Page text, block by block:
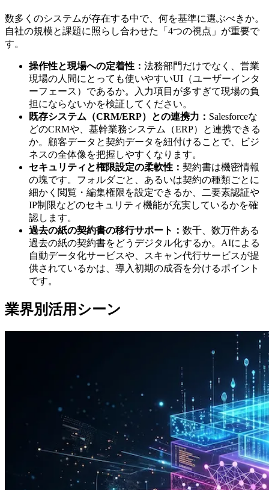
数多くのシステムが存在する中で、何を基準に選ぶべきか。
自社の規模と課題に照らし合わせた「4つの視点」が重要で
す。
操作性と現場への定着性： 法務部門だけでなく、営業
現場の人間にとっても使いやすいUI（ユーザーインタ
ーフェース）であるか。入力項目が多すぎて現場の負
担にならないかを検証してください。
既存システム（CRM/ERP）との連携力： Salesforceな
どのCRMや、基幹業務システム（ERP）と連携できる
か。顧客データと契約データを紐付けることで、ビジ
ネスの全体像を把握しやすくなります。
セキュリティと権限設定の柔軟性： 契約書は機密情報
の塊です。フォルダごと、あるいは契約の種類ごとに
細かく閲覧・編集権限を設定できるか、二要素認証や
IP制限などのセキュリティ機能が充実しているかを確
認します。
過去の紙の契約書の移行サポート： 数千、数万件ある
過去の紙の契約書をどうデジタル化するか。AIによる
自動データ化サービスや、スキャン代行サービスが提
供されているかは、導入初期の成否を分けるポイント
です。
業界別活用シーン